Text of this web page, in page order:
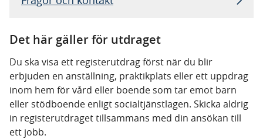
Det här gäller för utdraget
Du ska visa ett registerutdrag först när du blir
erbjuden en anställning, praktikplats eller ett uppdrag
inom hem för vård eller boende som tar emot barn
eller stödboende enligt socialtjänstlagen. Skicka aldrig
in registerutdraget tillsammans med din ansökan till
ett jobb.